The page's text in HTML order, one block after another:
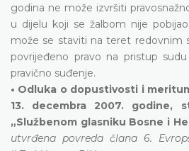
godina ne može izvršiti
u dijelu koji se žalbom nije
može se staviti na teret redovnim
povrijeđeno pravo na pristup
pravično suđenje.
• Odluka o dopustivosti i
13. decembra 2007. godine,
„Službenom glasniku Bosne i
utvrđena povreda člana 6.